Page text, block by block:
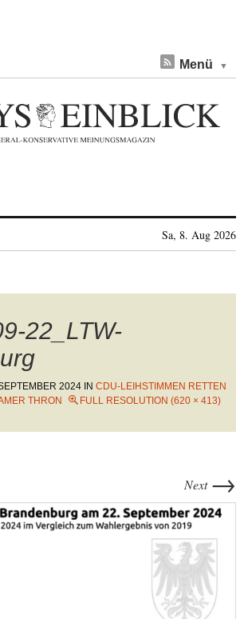
Menü
Sa, 8. Aug 2026
22_LTW-
2024 IN CDU-LEIHSTIMMEN RETTEN
THRON
FULL RESOLUTION (620 × 413)
Next →